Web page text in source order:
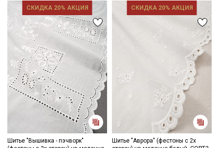
СКИДКА 20% АКЦИЯ
Шитье "Вышивка - пэчворк"
СКИДКА 20% АКЦИЯ
Шитье "Аврора" (фестоны с 2х